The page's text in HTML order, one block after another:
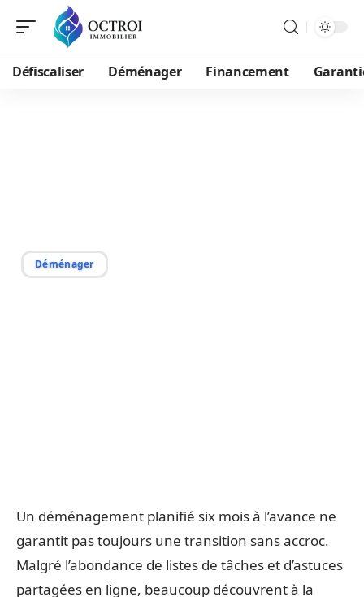
Défiscaliser Déménager Financement
Déménager
Un déménagement planifié six mois à l’avance ne
garantit pas toujours une transition sans accroc.
Malgré l’abondance de listes de tâches et d’astuces
partagées en ligne, beaucoup découvrent à la